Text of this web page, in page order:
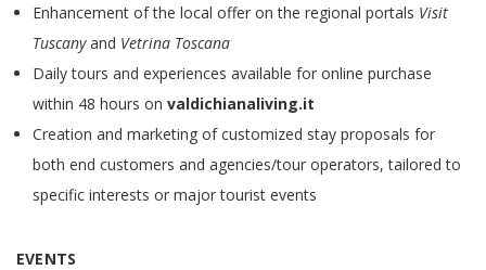
Enhancement of the local offer on the regional portals Visit
Tuscanyand Vetrina Toscana
Daily tours and experiences available for online purchase
within 48 hours on valdichianaliving.it
Creation and marketing of customized stay proposals for
both end customers and agencies/tour operators, tailored to
specific interests or major tourist events
EVENTS